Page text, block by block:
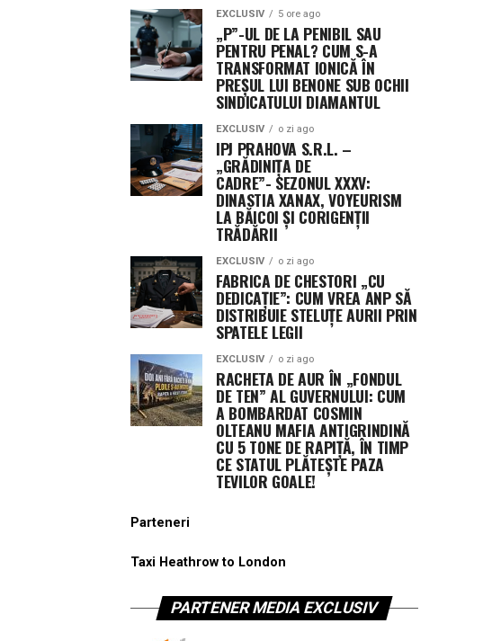
EXCLUSIV 5 ore ago
„P”-UL DE LA PENIBIL SAU
PENTRU PENAL? CUM S-A
TRANSFORMAT IONICĂ ÎN
PREȘUL LUI BENONE SUB OCHII
SINDICATULUI DIAMANTUL
EXCLUSIV o zi ago
IPJ PRAHOVA S.R.L. –
„GRĂDINIȚA DE
CADRE”- SEZONUL XXXV:
DINASTIA XANAX, VOYEURISM
LA BĂICOI ȘI CORIGENȚII
TRĂDĂRII
EXCLUSIV o zi ago
FABRICA DE CHESTORI „CU
DEDICAȚIE”: CUM VREA ANP SĂ
DISTRIBUIE STELUȚE AURII PRIN
SPATELE LEGII
EXCLUSIV o zi ago
RACHETA DE AUR ÎN „FONDUL
DE TEN” AL GUVERNULUI: CUM
A BOMBARDAT COSMIN
OLTEANU MAFIA ANTIGRINDINĂ
CU 5 TONE DE RAPIȚĂ, ÎN TIMP
CE STATUL PLĂTEȘTE PAZA
TEVILOR GOALE!
Parteneri
Taxi Heathrow to London
PARTENER MEDIA EXCLUSIV